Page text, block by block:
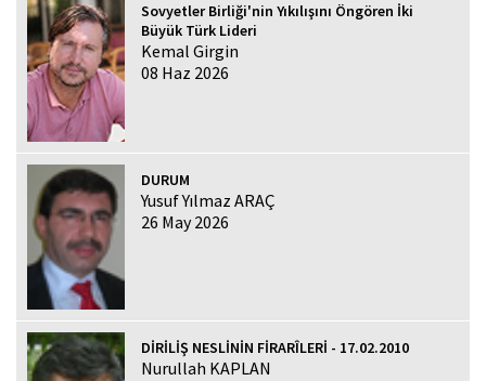
Sovyetler Birliği'nin Yıkılışını Öngören İki
Büyük Türk Lideri
Kemal Girgin
08 Haz 2026
DURUM
Yusuf Yılmaz ARAÇ
26 May 2026
DİRİLİŞ NESLİNİN FİRARÎLERİ - 17.02.2010
Nurullah KAPLAN